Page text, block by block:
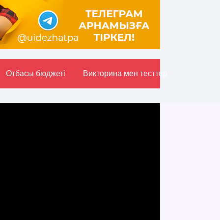
Отбасы бюджетi Викторина мен тесттер